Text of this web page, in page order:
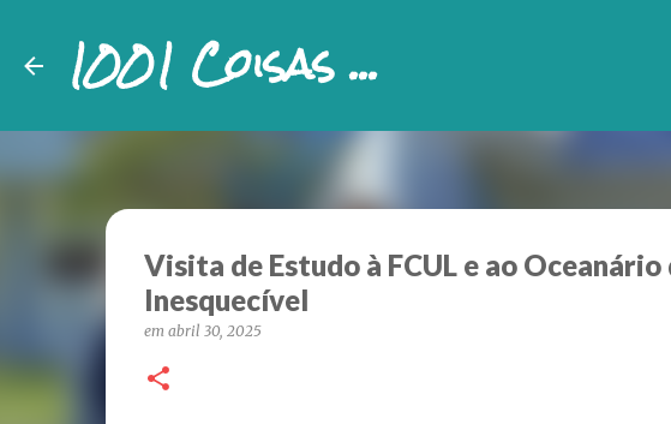
1001 Coisas ...
Visita de Estudo à FCUL e ao
Inesquecível
em abril 30, 2025